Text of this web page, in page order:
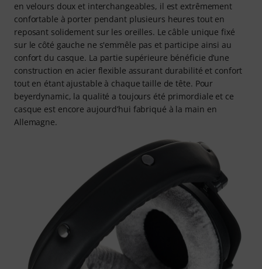
en velours doux et interchangeables, il est extrêmement
confortable à porter pendant plusieurs heures tout en
reposant solidement sur les oreilles. Le câble unique fixé
sur le côté gauche ne s'emmêle pas et participe ainsi au
confort du casque. La partie supérieure bénéficie d’une
construction en acier flexible assurant durabilité et confort
tout en étant ajustable à chaque taille de tête. Pour
beyerdynamic, la qualité a toujours été primordiale et ce
casque est encore aujourd’hui fabriqué à la main en
Allemagne.